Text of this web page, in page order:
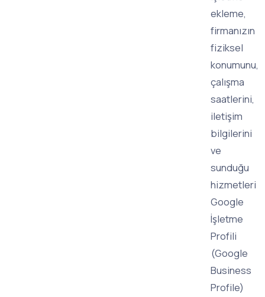
ekleme,
firmanızın
fiziksel
konumunu,
çalışma
saatlerini,
iletişim
bilgilerini
ve
sunduğu
hizmetleri
Google
İşletme
Profili
(Google
Business
Profile)